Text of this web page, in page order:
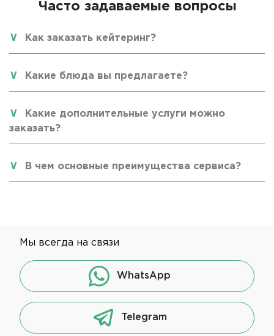
Часто задаваемые вопросы
Как заказать кейтеринг?
Какие блюда вы предлагаете?
Какие дополнительные услуги можно
заказать?
В чем основные преимущества сервиса?
Мы всегда на связи
WhatsApp
Telegram